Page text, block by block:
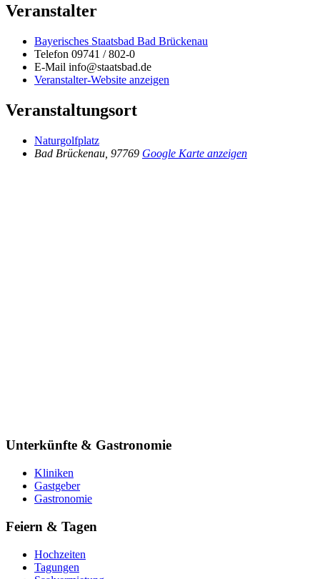
Veranstalter
Bayerisches Staatsbad Bad Brückenau
Telefon 09741 / 802-0
E-Mail info@staatsbad.de
Veranstalter-Website anzeigen
Veranstaltungsort
Naturgolfplatz
Bad Brückenau 97769 Google Karte anzeigen
Unterkünfte & Gastronomie
Kliniken
Gastgeber
Gastronomie
Feiern & Tagen
Hochzeiten
Tagungen